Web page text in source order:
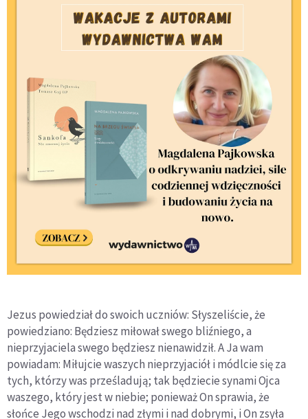
Jezus powiedział do swoich uczniów: Słyszeliście, że
powiedziano: Będziesz miłował swego bliźniego, a
nieprzyjaciela swego będziesz nienawidził. A Ja wam
powiadam: Miłujcie waszych nieprzyjaciół i módlcie się za
tych, którzy was prześladują; tak będziecie synami Ojca
waszego, który jest w niebie; ponieważ On sprawia, że
słońce Jego wschodzi nad złymi i nad dobrymi, i On zsyła